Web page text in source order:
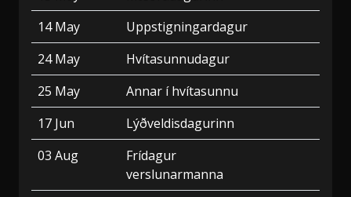
14 May
Uppstigningardagur
24 May
Hvítasunnudagur
25 May
Annar í hvítasunnu
17 Jun
Lýðveldisdagurinn
03 Aug
Frídagur
verslunarmanna